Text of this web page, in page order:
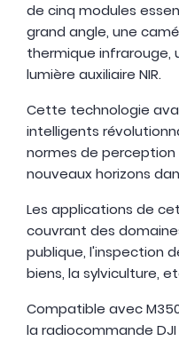
de cinq modules
grand angle, une
thermique infrarouge,
lumière auxiliaire NIR.
Cette technologie
intelligents
normes de
nouveaux horizons
Les applications de
couvrant des
publique, l'inspection
biens, la sylviculture,
Compatible avec
la radiocommande